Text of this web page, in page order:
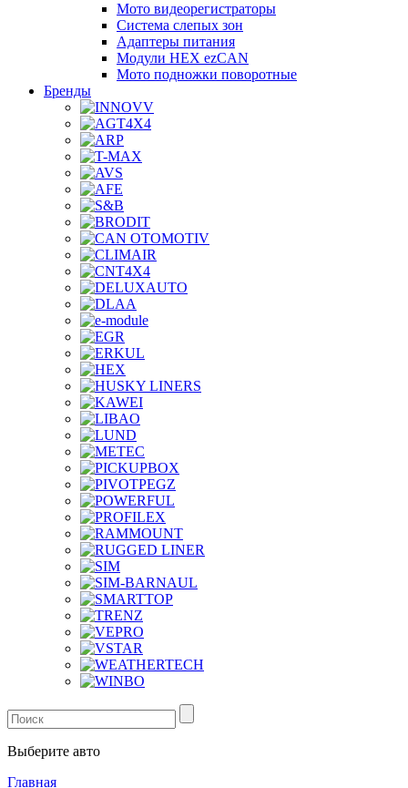
Мото видеорегистраторы
Система слепых зон
Адаптеры питания
Модули HEX ezCAN
Мото подножки поворотные
Бренды
Выберите авто
Главная